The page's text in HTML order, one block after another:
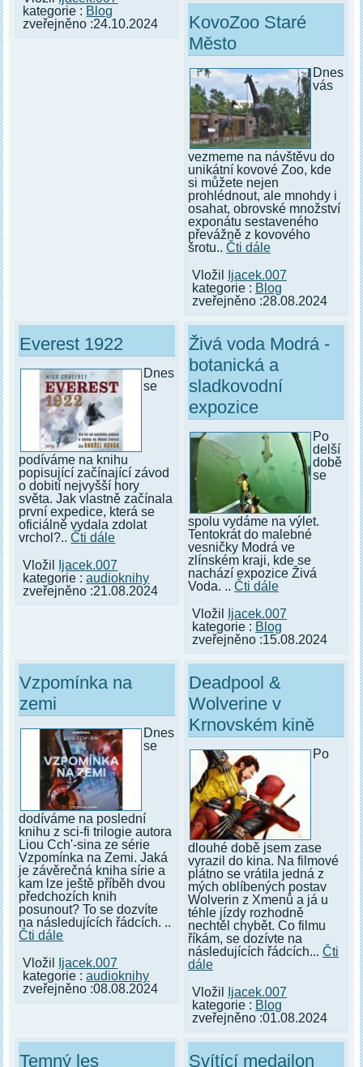
kategorie : Blog
zveřejněno :24.10.2024
KovoZoo Staré
Město
Dnes
vás
vezmeme na návštěvu do
unikátní kovové Zoo, kde
si můžete nejen
prohlédnout, ale mnohdy i
osahat, obrovské množství
exponátu sestaveného
převážně z kovového
šrotu.. Čti dále
Vložil
Ijacek.007
kategorie : Blog
zveřejněno :28.08.2024
Everest 1922
Dnes
se
podíváme na knihu
popisující začínající závod
o dobití nejvyšší hory
světa. Jak vlastně začínala
první expedice, která se
oficiálně vydala zdolat
vrchol?..Čti dále
Vložil
Ijacek.007
kategorie :audioknihy
zveřejněno :21.08.2024
Živá voda Modrá -
botanická a
sladkovodní
expozice
Po
delší
době
se
spolu vydáme na výlet.
Tentokrát do malebné
vesničky Modrá ve
zlínském kraji, kde se
nachází expozice Živá
Voda. .. Čti dále
Vložil
Ijacek.007
kategorie : Blog
zveřejněno :15.08.2024
Vzpomínka na
zemi
Dnes
se
dodíváme na poslední
knihu z sci-fi trilogie autora
Liou Cch'-sina ze série
Vzpomínka na Zemi. Jaká
je závěrečná kniha sírie a
kam lze ještě příběh dvou
předchozích knih
posunout? To se dozvíte
na následujících řádcích. ..
Čti dále
Vložil
Ijacek.007
kategorie :audioknihy
zveřejněno :08.08.2024
Deadpool &
Wolverine v
Krnovském kině
Po
dlouhé době jsem zase
vyrazil do kina. Na filmové
plátno se vrátila jedná z
mých oblíbených postav
Wolverin z Xmenů a já u
téhle jízdy rozhodně
nechtěl chybět. Co filmu
říkám, se dozívte na
následujících řádcích... Čti
dále
Vložil
Ijacek.007
kategorie : Blog
zveřejněno :01.08.2024
Temný les Svítící medailon